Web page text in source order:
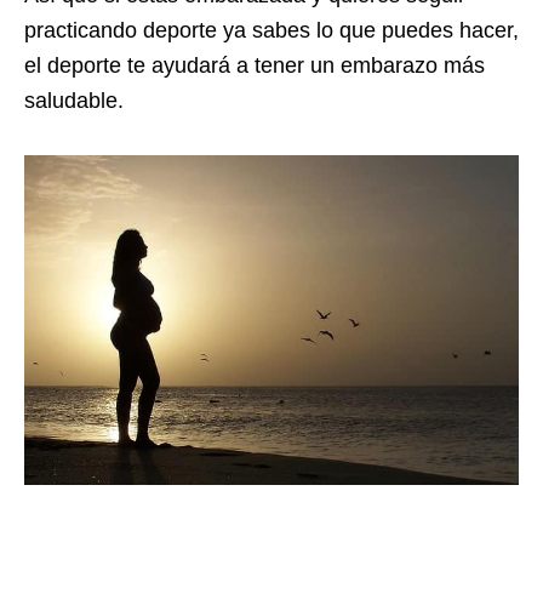
practicando deporte ya sabes lo que puedes hacer,
el deporte te ayudará a tener un embarazo más
saludable.